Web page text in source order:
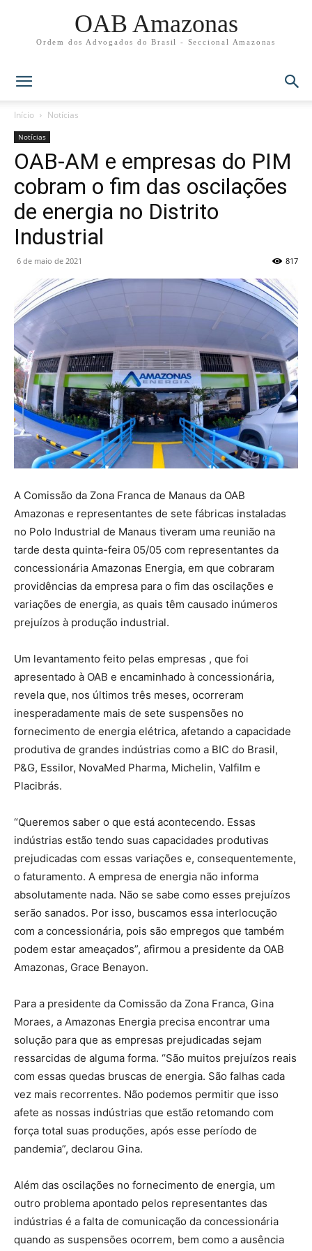
OAB Amazonas
Ordem dos Advogados do Brasil - Seccional Amazonas
Início Notícias
Notícias
OAB-AM e empresas do PIM
cobram o fim das oscilações
de energia no Distrito
Industrial
6 de maio de 2021 817
A Comissão da Zona Franca de Manaus da OAB
Amazonas e representantes de sete fábricas instaladas
no Polo Industrial de Manaus tiveram uma reunião na
tarde desta quinta-feira 05/05 com representantes da
concessionária Amazonas Energia, em que cobraram
providências da empresa para o fim das oscilações e
variações de energia, as quais têm causado inúmeros
prejuízos à produção industrial.
Um levantamento feito pelas empresas , que foi
apresentado à OAB e encaminhado à concessionária,
revela que, nos últimos três meses, ocorreram
inesperadamente mais de sete suspensões no
fornecimento de energia elétrica, afetando a capacidade
produtiva de grandes indústrias como a BIC do Brasil,
P&G, Essilor, NovaMed Pharma, Michelin, Valfilm e
Placibrás.
“Queremos saber o que está acontecendo. Essas
indústrias estão tendo suas capacidades produtivas
prejudicadas com essas variações e, consequentemente,
o faturamento. A empresa de energia não informa
absolutamente nada. Não se sabe como esses prejuízos
serão sanados. Por isso, buscamos essa interlocução
com a concessionária, pois são empregos que também
podem estar ameaçados”, afirmou a presidente da OAB
Amazonas, Grace Benayon.
Para a presidente da Comissão da Zona Franca, Gina
Moraes, a Amazonas Energia precisa encontrar uma
solução para que as empresas prejudicadas sejam
ressarcidas de alguma forma. “São muitos prejuízos reais
com essas quedas bruscas de energia. São falhas cada
vez mais recorrentes. Não podemos permitir que isso
afete as nossas indústrias que estão retomando com
força total suas produções, após esse período de
pandemia”, declarou Gina.
Além das oscilações no fornecimento de energia, um
outro problema apontado pelos representantes das
indústrias é a falta de comunicação da concessionária
quando as suspensões ocorrem, bem como a ausência